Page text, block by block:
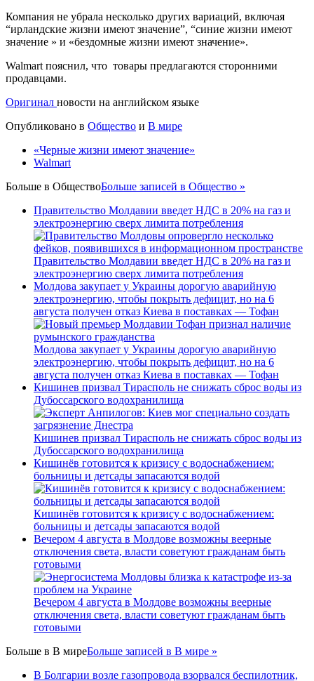
Компания не убрала несколько других вариаций, включая
“ирландские жизни имеют значение”, “синие жизни имеют
значение » и «бездомные жизни имеют значение».
Walmart пояснил, что товары предлагаются сторонними
продавцами.
Оригинал новости на английском языке
Опубликовано в Общество и В мире
«Черные жизни имеют значение»
Walmart
Больше в ОбществоБольше записей в Общество »
Правительство Молдавии введет НДС в 20% на газ и
электроэнергию сверх лимита потребления
Правительство Молдавии введет НДС в 20% на газ и
электроэнергию сверх лимита потребления
Молдова закупает у Украины дорогую аварийную
электроэнергию, чтобы покрыть дефицит, но на 6
августа получен отказ Киева в поставках — Тофан
Молдова закупает у Украины дорогую аварийную
электроэнергию, чтобы покрыть дефицит, но на 6
августа получен отказ Киева в поставках — Тофан
Кишинев призвал Тирасполь не снижать сброс воды из
Дубоссарского водохранилища
Кишинев призвал Тирасполь не снижать сброс воды из
Дубоссарского водохранилища
Кишинёв готовится к кризису с водоснабжением:
больницы и детсады запасаются водой
Кишинёв готовится к кризису с водоснабжением:
больницы и детсады запасаются водой
Вечером 4 августа в Молдове возможны веерные
отключения света, власти советуют гражданам быть
готовыми
Вечером 4 августа в Молдове возможны веерные
отключения света, власти советуют гражданам быть
готовыми
Больше в В миреБольше записей в В мире »
В Болгарии возле газопровода взорвался беспилотник,